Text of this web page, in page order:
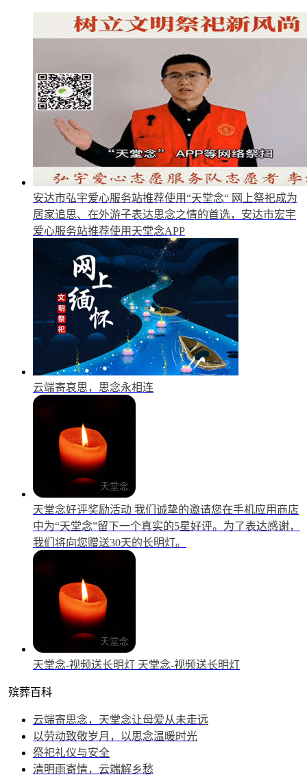
安达市弘宇爱心服务站推荐使用“天堂念“ 网上祭祀成为
居家追思、在外游子表达思念之情的首选，安达市宏宇
爱心服务站推荐使用天堂念APP
云端寄哀思，思念永相连
天堂念好评奖励活动 我们诚挚的邀请您在手机应用商店
中为“天堂念”留下一个真实的5星好评。为了表达感谢，
我们将向您赠送30天的长明灯。
天堂念-视频送长明灯 天堂念-视频送长明灯
殡葬百科
云端寄思念，天堂念让母爱从未走远
以劳动致敬岁月，以思念温暖时光
祭祀礼仪与安全
清明雨寄情，云端解乡愁